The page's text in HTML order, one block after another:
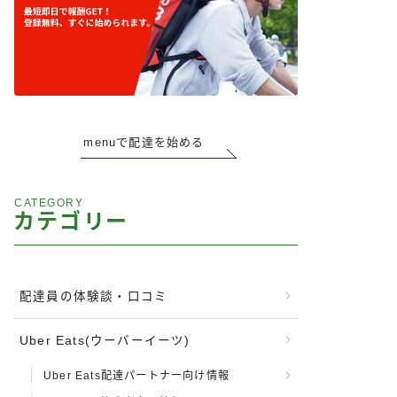
menuで配達を始める
CATEGORY
カテゴリー
配達員の体験談・口コミ
Uber Eats(ウーバーイーツ)
Uber Eats配達パートナー向け情報